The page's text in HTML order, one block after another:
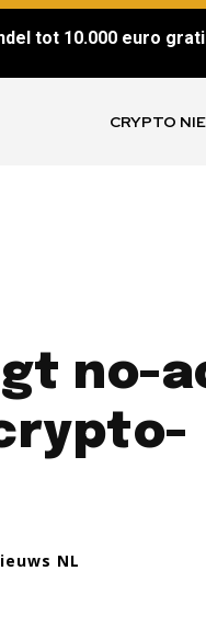
tot 10.000 euro
CRYPTO
no-
NL